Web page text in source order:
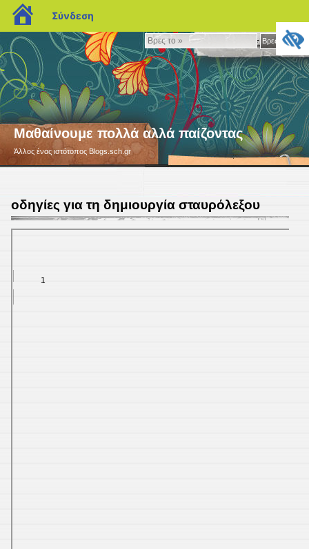
Βρες
το
»
Βρες το »
Μαθαίνουμε πολλά αλλά παίζοντας
Άλλος ένας ιστότοπος Blogs.sch.gr
οδηγίες για τη δημιουργία σταυρόλεξου
blogs.sch.gr
Σύνδεση